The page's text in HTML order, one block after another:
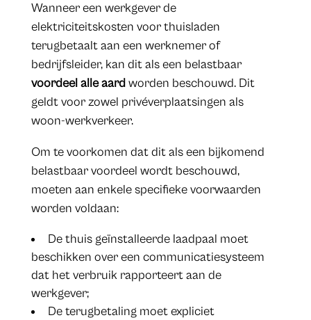
Wanneer een werkgever de
elektriciteitskosten voor thuisladen
terugbetaalt aan een werknemer of
bedrijfsleider, kan dit als een belastbaar
voordeel alle aardworden beschouwd. Dit
geldt voor zowel privéverplaatsingen als
woon-werkverkeer.
Om te voorkomen dat dit als een bijkomend
belastbaar voordeel wordt beschouwd,
moeten aan enkele specifieke voorwaarden
worden voldaan:
De thuis geïnstalleerde laadpaal moet
beschikken over een communicatiesysteem
dat het verbruik rapporteert aan de
werkgever;
De terugbetaling moet expliciet